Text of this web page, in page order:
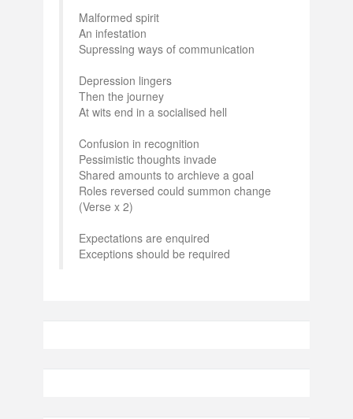
Malformed spirit
An infestation
Supressing ways of communication
Depression lingers
Then the journey
At wits end in a socialised hell
Confusion in recognition
Pessimistic thoughts invade
Shared amounts to archieve a goal
Roles reversed could summon change
(Verse x 2)
Expectations are enquired
Exceptions should be required